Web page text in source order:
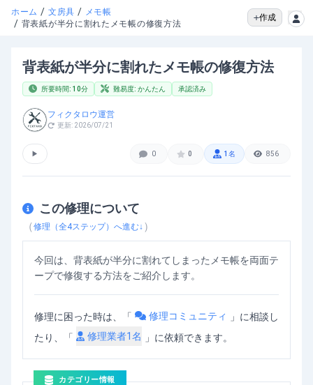
ホーム / 文房具 / メモ帳
/ 背表紙が半分に割れたメモ帳の修復方法
作成
背表紙が半分に割れたメモ帳の修復方法
所要時間: 10分 難易度: かんたん 承認済み
フィクタロウ運営
更新: 2026/07/21
▶ 0 0 1 名 856
この修理について
（修理（全4ステップ）へ進む↓ ）
今回は、背表紙が半分に割れてしまったメモ帳を両面テ
ープで修復する方法をご紹介します。
修理に困った時は、「 修理コミュニティ 」 に相談し
たり、「
修理業者1名 」に依頼できます。
カテゴリー情報